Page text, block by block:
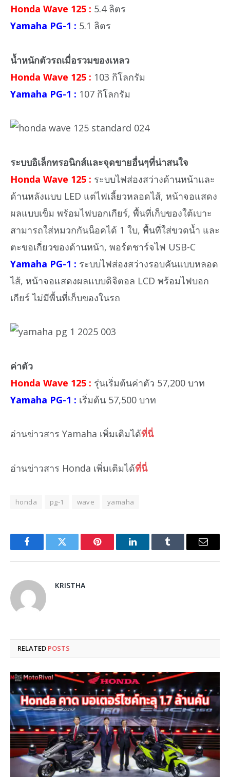
Honda Wave 125 : 5.4 ลิตร
Yamaha PG-1 : 5.1 ลิตร
น้ำหนักตัวรถเมื่อรวมของเหลว
Honda Wave 125 : 103 กิโลกรัม
Yamaha PG-1 : 107 กิโลกรัม
ระบบอิเล็กทรอนิกส์และจุดขายอื่นๆที่น่าสนใจ
Honda Wave 125 : ระบบไฟส่องสว่างด้านหน้าและ
ด้านหลังแบบ LED แต่ไฟเลี้ยวหลอดไส้, หน้าจอแสดง
ผลแบบเข็ม พร้อมไฟบอกเกียร์, พื้นที่เก็บของใต้เบาะ
สามารถใส่หมวกกันน็อคได้ 1 ใบ, พื้นที่ใส่ขวดน้ำ และ
ตะขอเกี่ยวของด้านหน้า, พอร์ตชาร์จไฟ USB-C
Yamaha PG-1 : ระบบไฟส่องสว่างรอบคันแบบหลอด
ไส้, หน้าจอแสดงผลแบบดิจิตอล LCD พร้อมไฟบอก
เกียร์ ไม่มีพื้นที่เก็บของในรถ
ค่าตัว
Honda Wave 125 : รุ่นเริ่มต้นค่าตัว 57,200 บาท
Yamaha PG-1 : เริ่มต้น 57,500 บาท
อ่านข่าวสาร Yamaha เพิ่มเติมได้ที่นี่
อ่านข่าวสาร Honda เพิ่มเติมได้ที่นี่
honda pg-1 wave yamaha
FacebookTwitter Pinterest LinkedInTumblr Email
KRISTHA
RELATED POSTS